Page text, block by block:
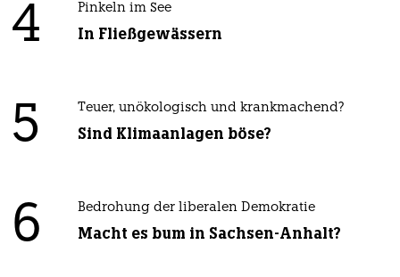
4 Pinkeln im See
In Fließgewässern
5 Teuer, unökologisch und krankmachend?
Sind Klimaanlagen böse?
6 Bedrohung der liberalen Demokratie
Macht es bum in Sachsen-Anhalt?